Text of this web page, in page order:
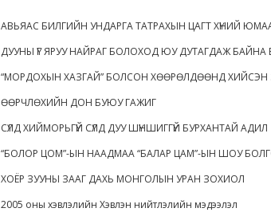
АВЬЯАС БИЛГИЙН УНДАРГА ТАТРАХЫН ЦАГТ ХҮНИЙ
ДУУНЫ ҮГ ЯРУУ НАЙРАГ БОЛОХОД ЮУ ДУТАГДАЖ БАЙНА
“МОРДОХЫН ХАЗГАЙ” БОЛСОН ХӨӨРӨЛДӨӨНД ХИЙСЭН
ӨӨРЧЛӨХИЙН ДОН БУЮУ ГАЖИГ
СҮЛД ХИЙМОРЬГҮЙ СҮЛД ДУУ ШҮНШИГГҮЙ БУРХАНТАЙ АДИЛ
“БОЛОР ЦОМ”-ЫН НААДМАА “БАЛАР ЦАМ”-ЫН ШОУ
ХОЁР ЗУУНЫ ЗААГ ДАХЬ МОНГОЛЫН УРАН ЗОХИОЛ
2005 оны хэвлэлийн Хэвлэн нийтлэлийн мэдээлэл